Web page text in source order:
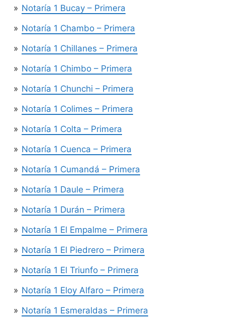
Notaría 1 Bucay – Primera
Notaría 1 Chambo – Primera
Notaría 1 Chillanes – Primera
Notaría 1 Chimbo – Primera
Notaría 1 Chunchi – Primera
Notaría 1 Colimes – Primera
Notaría 1 Colta – Primera
Notaría 1 Cuenca – Primera
Notaría 1 Cumandá – Primera
Notaría 1 Daule – Primera
Notaría 1 Durán – Primera
Notaría 1 El Empalme – Primera
Notaría 1 El Piedrero – Primera
Notaría 1 El Triunfo – Primera
Notaría 1 Eloy Alfaro – Primera
Notaría 1 Esmeraldas – Primera